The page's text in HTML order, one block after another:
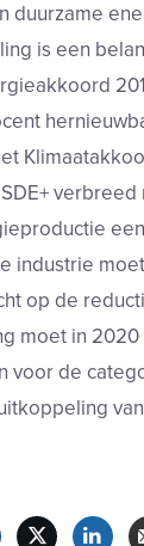
duurzame
is een
verbreed
industrie
op de
moet in
voor de